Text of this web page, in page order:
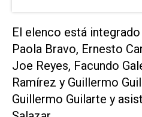
El elenco está
Paola Bravo, Ernesto
Joe Reyes, Facundo
Ramírez y Guillermo
Guillermo Guilarte y